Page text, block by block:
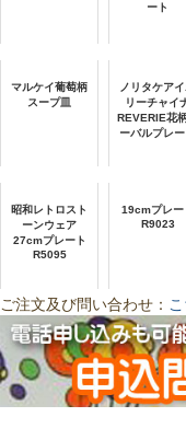
ート
マルケイ葡萄柄
スープ皿
ノリタケア
リーチャイ
REVERIE花
ーバルプレー
昭和レトロスト
ーンウェア
27cmプレート
R5095
19cmプレー
R9023
ご注文及び問い合わせ：